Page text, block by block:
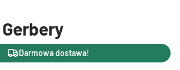
Darmowa dostawa!